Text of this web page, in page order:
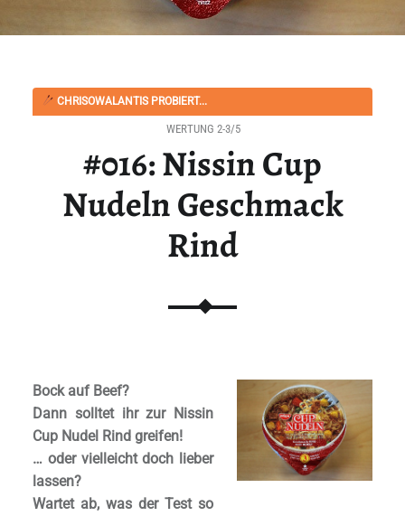
CHRISOWALANTIS PROBIERT...
#016: Nissin Cup
Nudeln Geschmack
Rind
WERTUNG 2-3/5
Bock auf Beef?
Dann solltet ihr zur Nissin
Cup Nudel Rind greifen!
… oder vielleicht doch lieber
lassen?
Wartet ab, was der Test so